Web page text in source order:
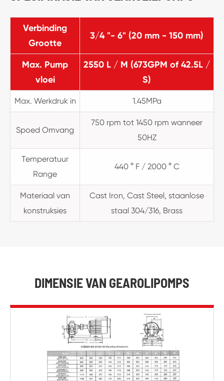
Verbinding
Grootte
3/4 "- 6" (20 mm - 150 mm)
Max. Pump
vloei
2550 L / M (673GPM of 42.5L /
S)
Max. Werkdruk in 1.45MPa
Spoed Omvang
750 rpm tot 1450 rpm wanneer
50HZ
Temperatuur
Range
440 ° F / 2000 ° C
Materiaal van
konstruksies
Cast Iron, Cast Steel, staanlose
staal 304/316, Brass
DIMENSIE VAN GEAROLIPOMPS